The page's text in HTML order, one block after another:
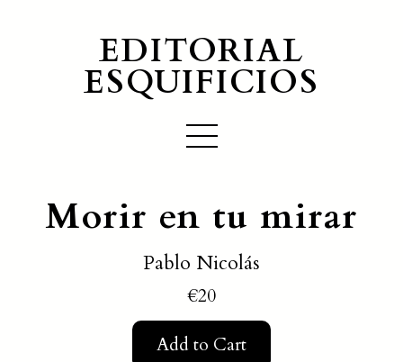
EDITORIAL
ESQUIFICIOS
Morir en tu mirar
Pablo Nicolás
€20
Add to Cart